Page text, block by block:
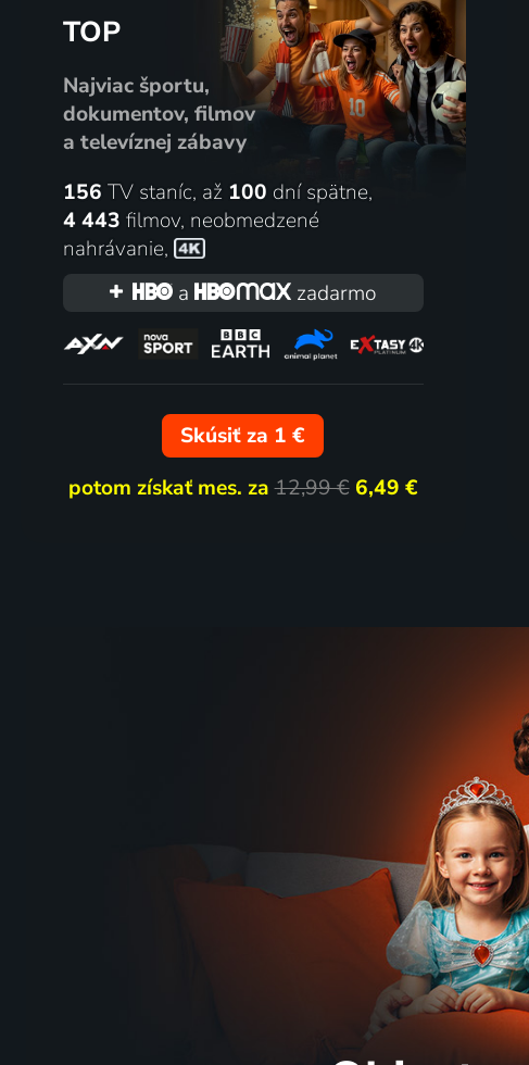
TOP
Najviac športu,
dokumentov, filmov
a televíznej zábavy
156 TV staníc, až 100 dní spätne,
4 443 filmov, neobmedzené
nahrávanie,
a
zadarmo
Skúsiť za 1 €
potom získať mes. za12,99 € 6,49 €